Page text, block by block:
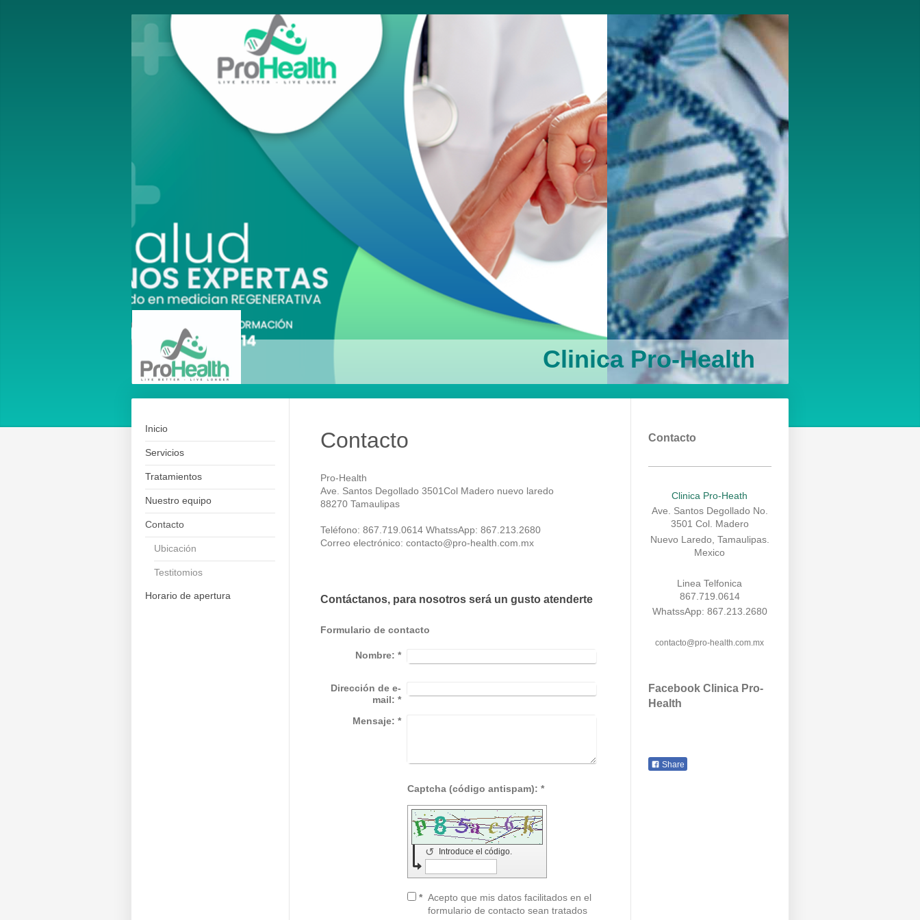
Clinica Pro-Health
Inicio
Servicios
Tratamientos
Nuestro equipo
Contacto
Ubicación
Testitomios
Horario de apertura
Contacto
Pro-Health
Ave. Santos Degollado 3501Col Madero nuevo laredo
88270 Tamaulipas
Teléfono: 867.719.0614 WhatssApp: 867.213.2680
Correo electrónico:contacto@pro-health.com.mx
Contáctanos, para nosotros será un gusto atenderte
Formulario de contacto
Nombre: *
Dirección de e-
mail: *
Mensaje: *
Captcha (código antispam): *
Introduce el código.
↺
* Acepto que mis datos facilitados en el
formulario de contacto sean tratados
Contacto
Clinica Pro-Heath
Ave. Santos Degollado No.
3501 Col. Madero
Nuevo Laredo, Tamaulipas.
Mexico
Linea Telfonica
867.719.0614
WhatssApp: 867.213.2680
contacto@pro-health.com.mx
Facebook Clinica Pro-
Health
Share